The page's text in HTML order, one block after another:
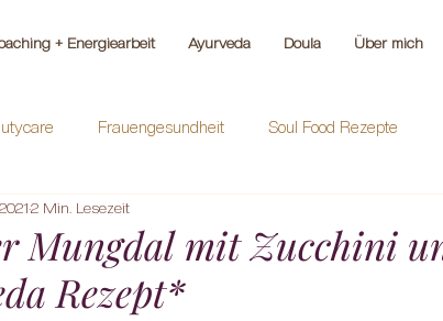
+ Energiearbeit Ayurveda Doula Über mich
Frauengesundheit Soul Food Rezepte
Mungdal mit Zucchini
Rezept*
2 Min. Lesezeit